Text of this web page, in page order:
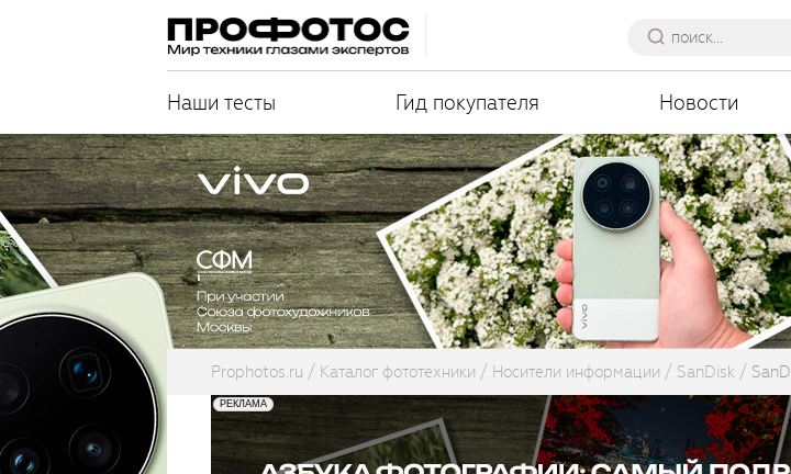
Наши тесты Гид покупателя Новости
Prophotos.ru Каталог фототехники Носители информации SanDisk